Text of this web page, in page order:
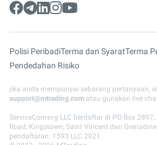
Polisi PeribadiTerma dan SyaratTerma
Pendedahan Risiko
jika anda mempunyai sebarang pertanyaan,
support@mtrading.com atau gunakan live
ServiceComsvg LLC berdaftar di PO Box 2897,
Road, Kingstown, Saint Vincent dan
pendaftaran: 1593 LLC 2021.